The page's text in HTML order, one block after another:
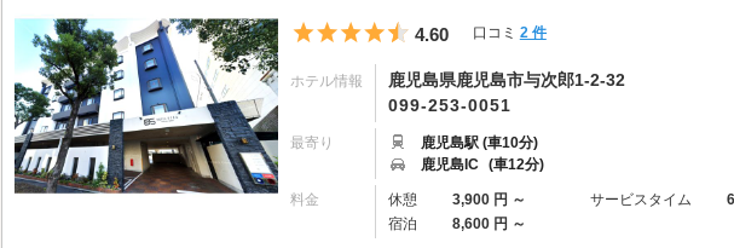
5つ星のうち4.5
4.60 口コミ 2 件
ホテル情報
鹿児島県鹿児島市与次郎1-2-32
099-253-0051
最寄り
鹿児島駅 (車10分)
鹿児島IC (車12分)
料金 休憩 3,900 円 ～ サービスタイム
宿泊
8,600 円 ～